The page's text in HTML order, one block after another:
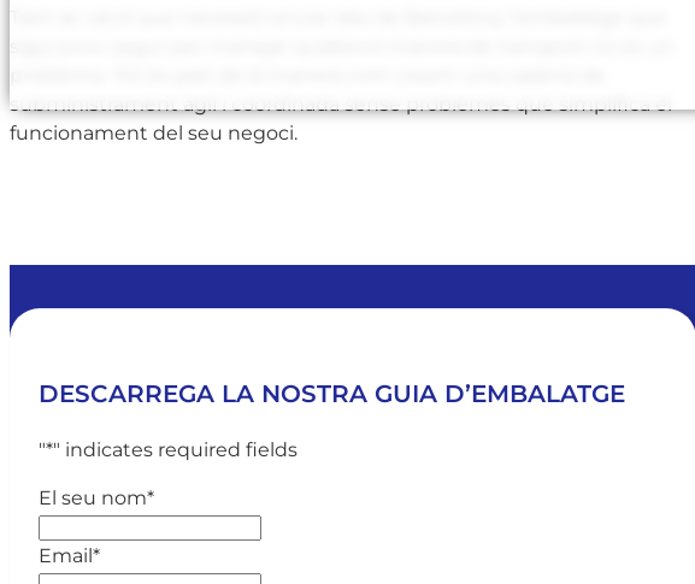
funcionament del seu negoci.
DESCARREGA LA NOSTRA GUIA D’EMBALATGE
"*" indicates required fields
El seu nom*
Email*